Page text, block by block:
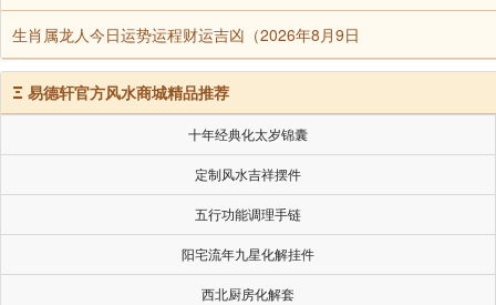
甲骨文—沬
又一解：沬同“昧”，表示“微暗”。“日中见沬”，意为“
爻辞言：有人大其布幔以蔽门窗，日中之时忽见妖
九四：丰其蔀，日中见斗，遇其夷主，吉。
生肖属龙人今日运势运程财运吉凶（2026年8月9日
Ξ 易德轩官方风水商城精品推荐
十年经典化太岁锦囊
定制风水吉祥摆件
五行功能调理手链
阳宅流年九星化解挂件
西北厨房化解套